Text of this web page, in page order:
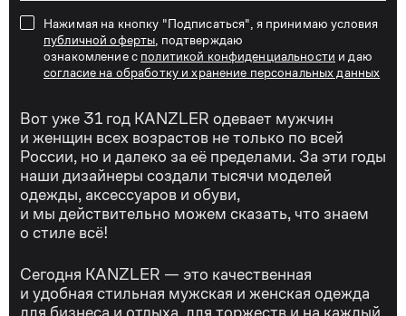
Нажимая на кнопку "Подписаться", я принимаю условия
публичной оферты , подтверждаю
ознакомление с политикой конфиденциальности и даю
согласие на обработку и хранение персональных данных
Вот уже 31 год KANZLER одевает мужчин
и женщин всех возрастов не только по всей
России, но и далеко за её пределами. За эти годы
наши дизайнеры создали тысячи моделей
одежды, аксессуаров и обуви,
и мы действительно можем сказать, что знаем
о стиле всё!
Сегодня KANZLER — это качественная
и удобная стильная мужская и женская одежда
для бизнеса и отдыха, для торжеств и на каждый